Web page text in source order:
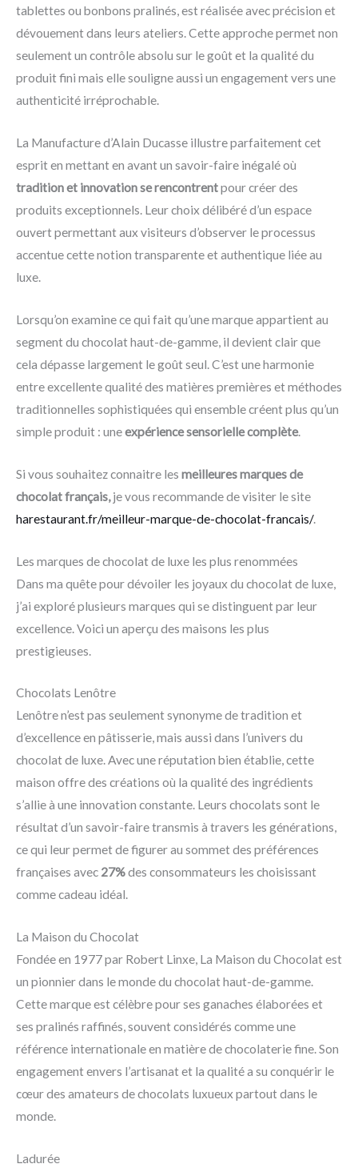
tablettes ou bonbons pralinés, est réalisée avec précision et
dévouement dans leurs ateliers. Cette approche permet non
seulement un contrôle absolu sur le goût et la qualité du
produit fini mais elle souligne aussi un engagement vers une
authenticité irréprochable.
La Manufacture d’Alain Ducasse illustre parfaitement cet
esprit en mettant en avant un savoir-faire inégalé où
tradition et innovation se rencontrentpour créer des
produits exceptionnels. Leur choix délibéré d’un espace
ouvert permettant aux visiteurs d’observer le processus
accentue cette notion transparente et authentique liée au
luxe.
Lorsqu’on examine ce qui fait qu’une marque appartient au
segment du chocolat haut-de-gamme, il devient clair que
cela dépasse largement le goût seul. C’est une harmonie
entre excellente qualité des matières premières et méthodes
traditionnelles sophistiquées qui ensemble créent plus qu’un
simple produit : uneexpérience sensorielle complète.
Si vous souhaitez connaitre les meilleures marques de
chocolat français,je vous recommande de visiter le site
harestaurant.fr/meilleur-marque-de-chocolat-francais/.
Les marques de chocolat de luxe les plus renommées
Dans ma quête pour dévoiler les joyaux du chocolat de luxe,
j’ai exploré plusieurs marques qui se distinguent par leur
excellence. Voici un aperçu des maisons les plus
prestigieuses.
Chocolats Lenôtre
Lenôtre n’est pas seulement synonyme de tradition et
d’excellence en pâtisserie, mais aussi dans l’univers du
chocolat de luxe. Avec une réputation bien établie, cette
maison offre des créations où la qualité des ingrédients
s’allie à une innovation constante. Leurs chocolats sont le
résultat d’un savoir-faire transmis à travers les générations,
ce qui leur permet de figurer au sommet des préférences
françaises avec 27%des consommateurs les choisissant
comme cadeau idéal.
La Maison du Chocolat
Fondée en 1977 par Robert Linxe, La Maison du Chocolat est
un pionnier dans le monde du chocolat haut-de-gamme.
Cette marque est célèbre pour ses ganaches élaborées et
ses pralinés raffinés, souvent considérés comme une
référence internationale en matière de chocolaterie fine. Son
engagement envers l’artisanat et la qualité a su conquérir le
cœur des amateurs de chocolats luxueux partout dans le
monde.
Ladurée